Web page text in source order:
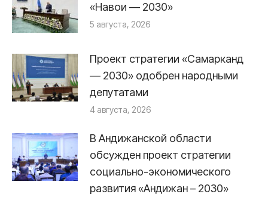
«Навои — 2030»
5 августа, 2026
Проект стратегии «Самарканд
— 2030» одобрен народными
депутатами
4 августа, 2026
В Андижанской области
обсужден проект стратегии
социально-экономического
развития «Андижан – 2030»